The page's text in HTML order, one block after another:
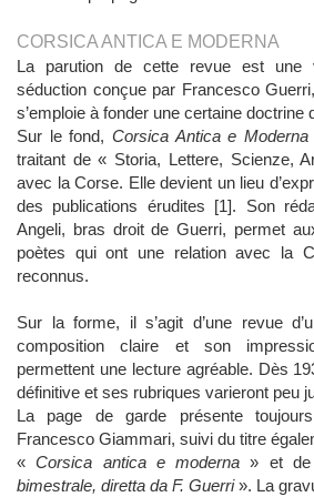
CORSICA ANTICA E MODERNA
La parution de cette revue est une
séduction conçue par Francesco
s’emploie à fonder une certaine doctrine
Sur le fond, Corsica Antica e Moderna
traitant de « Storia, Lettere, Scienze,
avec la Corse. Elle devient un lieu
des publications érudites [1]. Son
Angeli, bras droit de Guerri, permet
poètes qui ont une relation avec la
reconnus.
Sur la forme, il s’agit d’une revue
composition claire et son
permettent une lecture agréable. Dès
définitive et ses rubriques varieront peu
La page de garde présente
Francesco Giammari, suivi du titre
«Corsica antica e moderna » et
bimestrale, diretta da F. Guerri». La